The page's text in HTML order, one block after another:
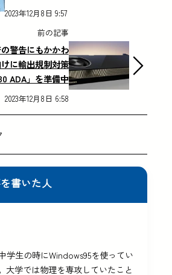
2023年12月8日 9:57
前の記事
警告にもかかわ
に輸出規制対策
ADA」を準備中
2023年12月8日 6:58
書いた人
学生の時にWindows95を使ってい
大学では物理を専攻していたこと